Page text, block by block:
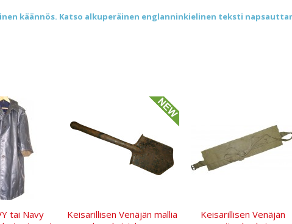
käännös. Katso alkuperäinen englanninkielinen teksti
tai Navy
Keisarillisen Venäjän mallia
Keisarillisen Venäjän